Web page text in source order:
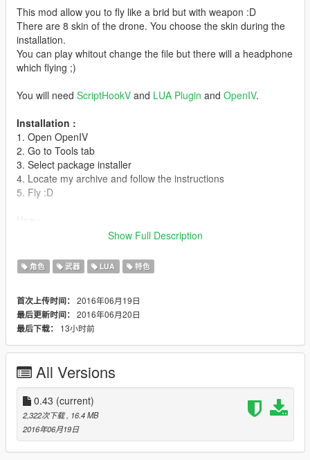
This mod allow you to fly like a brid but with weapon :D
There are 8 skin of the drone. You choose the skin during the
installation.
You can play whitout change the file but there will a headphone
which flying ;)
You will need ScriptHookV and LUA Plugin and OpenIV.
Installation :
1. Open OpenIV
2. Go to Tools tab
3. Select package installer
4. Locate my archive and follow the instructions
5. Fly :D
K - Enter in the drone
Tab - Change vision
W or Z - Go forward (you can put an option to switch qwerty to
Q or A - Decrease speed
E - Increase speed
Shift - Go up
Ctrl - Go down
Changelog:
0.43:
-Add other way to install
0.42:
-Initial Release
Show Full Description
角色 武器 LUA 特色
首次上传时间： 2016年06月19日
最后更新时间： 2016年06月20日
最后下载：
13小时前
All Versions
0.43 (current)
2,322次下载 , 16.4 MB
2016年06月19日